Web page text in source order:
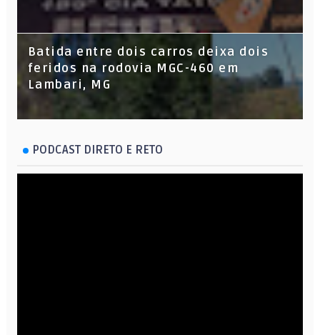
Batida entre dois carros deixa dois
feridos na rodovia MGC-460 em
Lambari, MG
PODCAST DIRETO E RETO